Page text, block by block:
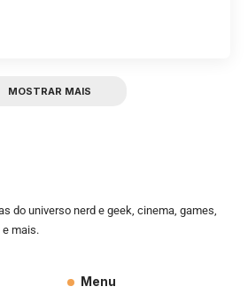
MOSTRAR MAIS
do universo nerd e geek, cinema, games,
mais.
Menu